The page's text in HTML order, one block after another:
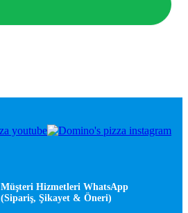
Müşteri Hizmetleri WhatsApp
(Sipariş, Şikayet & Öneri)